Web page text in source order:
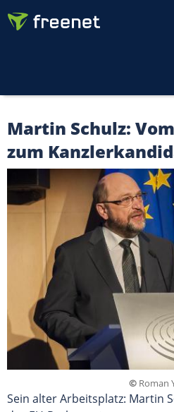
Martin Schulz:
zum
© Roman
Sein alter Arbeitsplatz: Martin